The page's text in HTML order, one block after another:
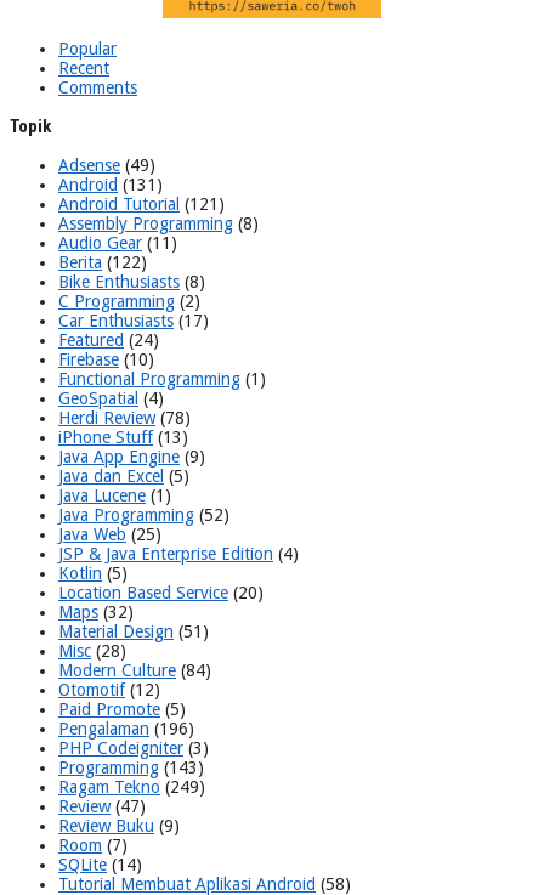
Popular
Recent
Comments
Topik
Adsense (49)
Android (131)
Android Tutorial (121)
Assembly Programming (8)
Audio Gear (11)
Berita (122)
Bike Enthusiasts (8)
C Programming (2)
Car Enthusiasts (17)
Featured (24)
Firebase (10)
Functional Programming (1)
GeoSpatial (4)
Herdi Review(78)
iPhone Stuff(13)
Java App Engine (9)
Java dan Excel (5)
Java Lucene (1)
Java Programming (52)
Java Web (25)
JSP & Java Enterprise Edition (4)
Kotlin (5)
Location Based Service (20)
Maps (32)
Material Design (51)
Misc (28)
Modern Culture (84)
Otomotif(12)
Paid Promote (5)
Pengalaman (196)
PHP Codeigniter (3)
Programming (143)
Ragam Tekno (249)
Review(47)
Review Buku (9)
Room (7)
SQLite (14)
Tutorial Membuat Aplikasi Android (58)